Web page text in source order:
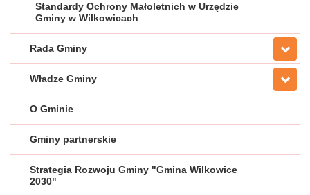
Standardy Ochrony Małoletnich w Urzędzie
Gminy w Wilkowicach
Rada Gminy
Władze Gminy
O Gminie
Gminy partnerskie
Strategia Rozwoju Gminy "Gmina Wilkowice
2030"